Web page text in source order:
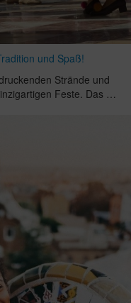
und Spaß!
Strände und
Feste. Das …